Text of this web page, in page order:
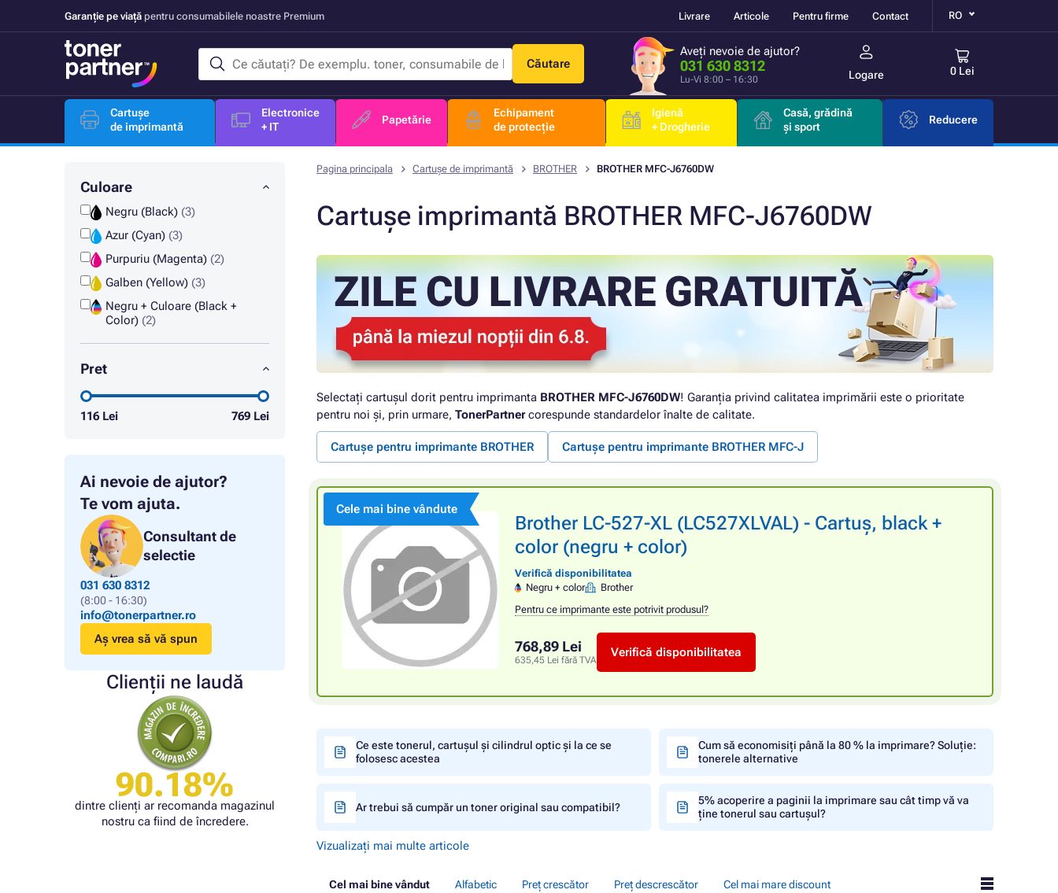
Garanție pe viață pentru consumabilele noastre Premium Livrare Articole Pentru firme Contact RO
Căutare
Aveți nevoie de ajutor?
031 630 8312
Lu-Vi 8:00 – 16:30 Logare 0 Lei
Cartușe
de imprimantă
Electronice
+ IT
Papetărie
Echipament
de protecție
Igienă
+ Drogherie
Casă, grădină
și sport
Reducere
Culoare
Negru (Black) (3)
Azur (Cyan) (3)
Purpuriu (Magenta) (2)
Galben (Yellow) (3)
Negru + Culoare (Black +
Color) (2)
Pret
116Lei 769 Lei
Ai nevoie de ajutor?
Te vom ajuta.
Consultant de
selectie
031 630 8312
(8:00 - 16:30)
info@tonerpartner.ro
Aș vrea să vă spun
Clienții ne laudă
90.18%
dintre clienți ar recomanda magazinul
nostru ca fiind de încredere.
Pagina principala Cartușe de imprimantă BROTHER BROTHER MFC-J6760DW
Cartușe imprimantă BROTHER MFC-J6760DW
Selectați cartușul dorit pentru imprimanta BROTHER MFC-J6760DW! Garanția privind calitatea imprimării este o prioritate
pentru noi și, prin urmare, TonerPartnercorespunde standardelor înalte de calitate.
Cartușe pentru imprimante BROTHER Cartușe pentru imprimante BROTHER MFC-J
Cele mai bine vândute
Brother LC-527-XL (LC527XLVAL) - Cartuș, black +
color (negru + color)
Verifică disponibilitatea
Negru + color
Brother
Pentru ce imprimante este potrivit produsul?
768,89 Lei
635,45 Lei fără TVA
Verifică disponibilitatea
Ce este tonerul, cartușul și cilindrul optic și la ce se
folosesc acestea
Cum să economisiți până la 80 % la imprimare? Soluție:
tonerele alternative
Ar trebui să cumpăr un toner original sau compatibil?
5% acoperire a paginii la imprimare sau cât timp vă va
ține tonerul sau cartușul?
Vizualizați mai multe articole
Cel mai bine vândut Alfabetic Preț crescător Preț descrescător Cel mai mare discount